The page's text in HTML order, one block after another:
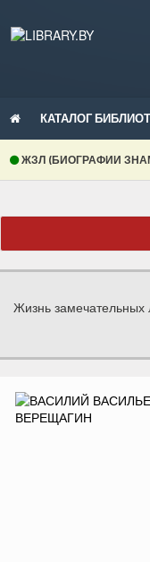
КАТАЛОГ
ЖЗЛ (БИОГРАФИИ
Жизнь